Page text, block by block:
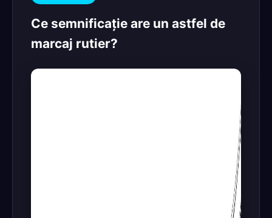
Ce semnificaţie are un astfel de
marcaj rutier?